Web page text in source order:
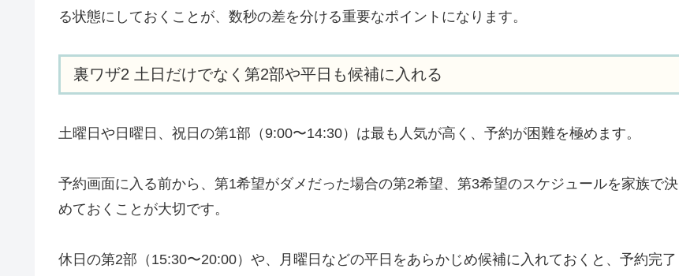
る状態にしておくことが、数秒の差を分ける重要なポイントになります。
裏ワザ2 土日だけでなく第2部や平日も候補に入れる
土曜日や日曜日、祝日の第1部（9:00〜14:30）は最も人気が高く、予約が困難を極めます。
予約画面に入る前から、第1希望がダメだった場合の第2希望、第3希望のスケジュールを家族で決
めておくことが大切です。
休日の第2部（15:30〜20:00）や、月曜日などの平日をあらかじめ候補に入れておくと、予約完了